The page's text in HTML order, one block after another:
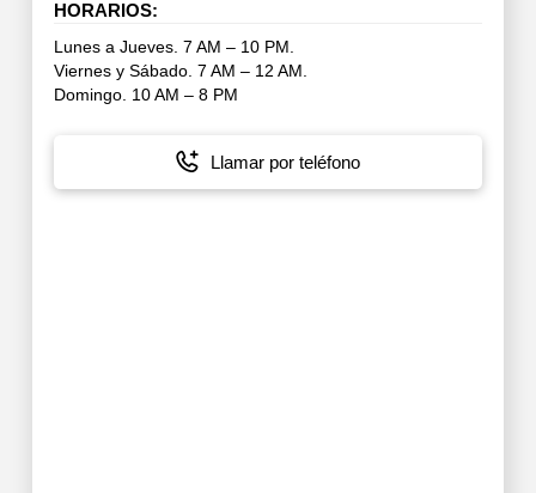
HORARIOS:
Lunes a Jueves. 7 AM – 10 PM.
Viernes y Sábado. 7 AM – 12 AM.
Domingo. 10 AM – 8 PM
Llamar por teléfono